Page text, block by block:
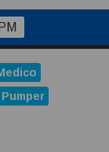
Pumper